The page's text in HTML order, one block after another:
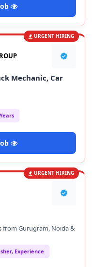
URGENT HIRING
Mechanic, Car
URGENT HIRING
from Gurugram, Noida &
Experience